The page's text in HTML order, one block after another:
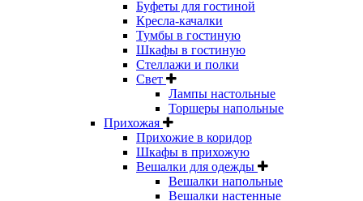
Буфеты для гостиной
Кресла-качалки
Тумбы в гостиную
Шкафы в гостиную
Стеллажи и полки
Свет
Лампы настольные
Торшеры напольные
Прихожая
Прихожие в коридор
Шкафы в прихожую
Вешалки для одежды
Вешалки напольные
Вешалки настенные